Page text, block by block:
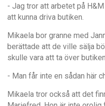
- Jag tror att arbetet på
att kunna driva butiken.
Mikaela bor granne med
berättade att de ville sälja
skulle vara att ta över butiken.
- Man får inte en sådan här
Mikaela tror också att det